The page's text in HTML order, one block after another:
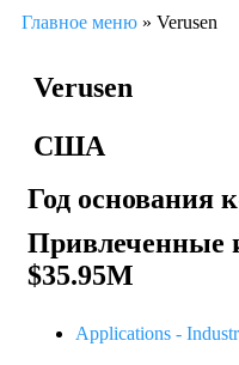
Главное меню » Verusen
Verusen
США
Год основания
Привлеченные
$35.95M
Applications -